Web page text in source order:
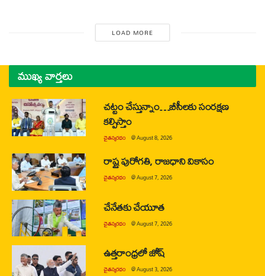
LOAD MORE
ముఖ్య వార్తలు
చట్టం చేస్తున్నాం…బీసీలకు సంరక్షణ
కల్పిస్తాం
చైతన్యరధం @August 8, 2026
రాష్ట్ర పురోగతి, రాజధాని వికాసం
చైతన్యరధం @August 7, 2026
చేనేతకు చేయూత
చైతన్యరధం @August 7, 2026
ఉత్తరాంధ్రలో జోష్
చైతన్యరధం @August 3, 2026